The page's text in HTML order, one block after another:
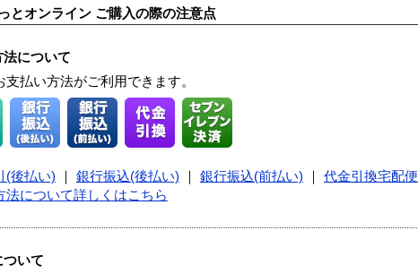
とオンライン ご購入の際の注意点
法について
支払い方法がご利用できます。
(後払い) 銀行振込(後払い) 銀行振込(前払い) 代金引換宅配便
法について詳しくはこちら
ついて